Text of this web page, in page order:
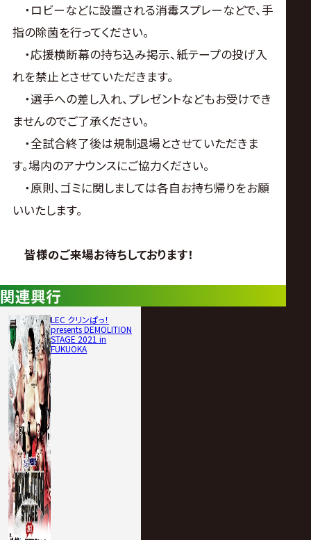
・ロビーなどに設置される消毒スプレーなどで、手
指の除菌を行ってください。
・応援横断幕の持ち込み掲示、紙テープの投げ入
れを禁止とさせていただきます。
・選手への差し入れ、プレゼントなどもお受けでき
ませんのでご了承ください。
・全試合終了後は規制退場とさせていただきま
す。場内のアナウンスにご協力ください。
・原則、ゴミに関しましては各自お持ち帰りをお願
いいたします。
皆様のご来場お待ちしております！
関連興行
LEC クリンぱっ！
presents DEMOLITION
STAGE 2021 in
FUKUOKA